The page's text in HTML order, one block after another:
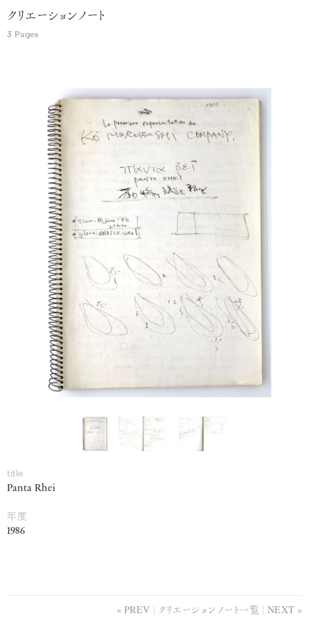
クリエーションノート
3 Pages
title
Panta Rhei
年度
1986
PREV クリエーションノート一覧 NEXT